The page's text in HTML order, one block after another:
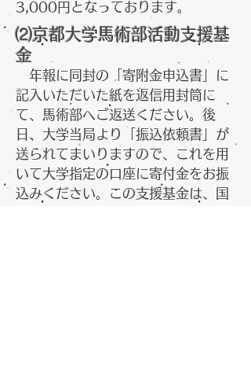
3,000円となっております。
⑵京都大学馬術部活動支援基
金
​ 年報に同封の「寄附金申込書」に
記入いただいた紙を返信用封筒に
て、馬術部へご返送ください。後
日、大学当局より「振込依頼書」が
送られてまいりますので、これを用
いて大学指定の口座に寄付金をお振
込みください。この支援基金は、国